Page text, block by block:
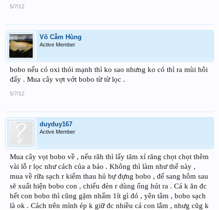
5/7/12
Võ Cẫm Hùng
Active Member
bobo nếu có oxi thỏi mạnh thì ko sao nhưng ko có thì ra mùi hôi
đấy . Mua cây vợt vớt bobo từ từ lọc .
5/7/12
duyduy167
Active Member
Mua cây vọt bobo về , nếu rãh thì lấy tăm xỉ răng chọt chọt thêm
vài lỗ r lọc như cách của a bảo . Không thì làm như thế này ,
mua về rữa sạch r kiếm thau hủ bự đựng bobo , để sang hôm sau
sẽ xuất hiện bobo con , chiếu đèn r dùng ống hút ra . Cá k ăn đc
hết con bobo thì cũng gặm nhấm 1ít gì đó , yên tâm , bobo sạch
là ok . Cách trên mình ép k giữ đc nhiều cá con lắm , nhưg cũg k